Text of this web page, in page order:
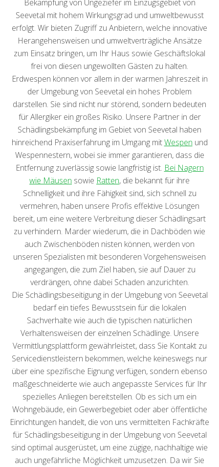
Bekämpfung von Ungeziefer im Einzugsgebiet von
Seevetal mit hohem Wirkungsgrad und umweltbewusst
erfolgt. Wir bieten Zugriff zu Anbietern, welche innovative
Herangehensweisen und umweltverträgliche Ansätze
zum Einsatz bringen, um Ihr Haus sowie Geschäftslokal
frei von diesen ungewollten Gästen zu halten.
Erdwespen können vor allem in der warmen Jahreszeit in
der Umgebung von Seevetal ein hohes Problem
darstellen. Sie sind nicht nur störend, sondern bedeuten
für Allergiker ein großes Risiko. Unsere Partner in der
Schädlingsbekämpfung im Gebiet von Seevetal haben
hinreichend Praxiserfahrung im Umgang mitWespen und
Wespennestern, wobei sie immer garantieren, dass die
Entfernung zuverlässig sowie langfristig ist. Bei Nagern
wie Mäusen sowie Ratten, die bekannt für ihre
Schnelligkeit und ihre Fähigkeit sind, sich schnell zu
vermehren, haben unsere Profis effektive Lösungen
bereit, um eine weitere Verbreitung dieser Schädlingsart
zu verhindern. Marder wiederum, die in Dachböden wie
auch Zwischenböden nisten können, werden von
unseren Spezialisten mit besonderen Vorgehensweisen
angegangen, die zum Ziel haben, sie auf Dauer zu
verdrängen, ohne dabei Schaden anzurichten.
Die Schädlingsbeseitigung in der Umgebung von Seevetal
bedarf ein tiefes Bewusstsein für die lokalen
Sachverhalte wie auch die typischen natürlichen
Verhaltensweisen der einzelnen Schädlinge. Unsere
Vermittlungsplattform gewährleistet, dass Sie Kontakt zu
Servicedienstleistern bekommen, welche keineswegs nur
über eine spezifische Eignung verfügen, sondern ebenso
maßgeschneiderte wie auch angepasste Services für Ihr
spezielles Anliegen bereitstellen. Ob es sich um ein
Wohngebäude, ein Gewerbegebiet oder aber öffentliche
Einrichtungen handelt, die von uns vermittelten Fachkräfte
für Schädlingsbeseitigung in der Umgebung von Seevetal
sind optimal ausgerüstet, um eine zügige, nachhaltige wie
auch ungefährliche Möglichkeit umzusetzen. Da wir Sie